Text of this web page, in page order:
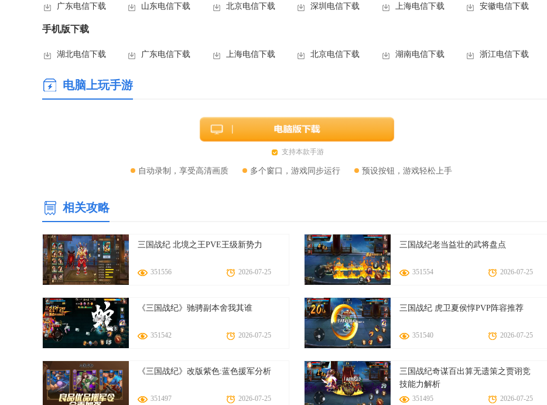
一个到一座桥旁边，别往桥那边走，往桥上面有个不明显的洞，进去之后，打开那扇门，第三个狮子打开是冰剑，诸葛加冰剑时不能打第二个
石狮子，否则会定住。
游戏操作
F3＝重置游戏
WSAD＝分别代表上下左右
O＝B＋C
L＝A＋B＋C＋D
广东电信下载 山东电信下载 北京电信下载 深圳电信下载 上海电信下载 安徽电信下载
手机版下载
湖北电信下载 广东电信下载 上海电信下载 北京电信下载 湖南电信下载 浙江电信下载
电脑上玩手游
支持本款手游
自动录制，享受高清画质 多个窗口，游戏同步运行 预设按钮，游戏轻松上手
相关攻略
三国战纪 北境之王PVE王级新势力
351556 2026-07-25
三国战纪老当益壮的武将盘点
351554 2026-07-25
《三国战纪》驰骋副本舍我其谁
351542 2026-07-25
三国战纪 虎卫夏侯惇PVP阵容推荐
351540 2026-07-25
《三国战纪》改版紫色:蓝色援军分析
351497 2026-07-25
三国战纪奇谋百出算无遗策之贾诩竞
技能力解析
351495 2026-07-25